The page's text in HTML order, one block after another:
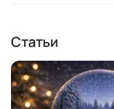
Статьи